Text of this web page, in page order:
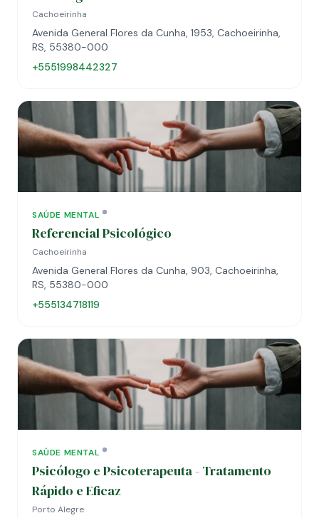
Cachoeirinha
Avenida General Flores da Cunha, 1953, Cachoeirinha,
RS, 55380-000
+5551998442327
SAÚDE MENTAL
Referencial Psicológico
Cachoeirinha
Avenida General Flores da Cunha, 903, Cachoeirinha,
RS, 55380-000
+555134718119
SAÚDE MENTAL
Psicólogo e Psicoterapeuta - Tratamento
Rápido e Eficaz
Porto Alegre